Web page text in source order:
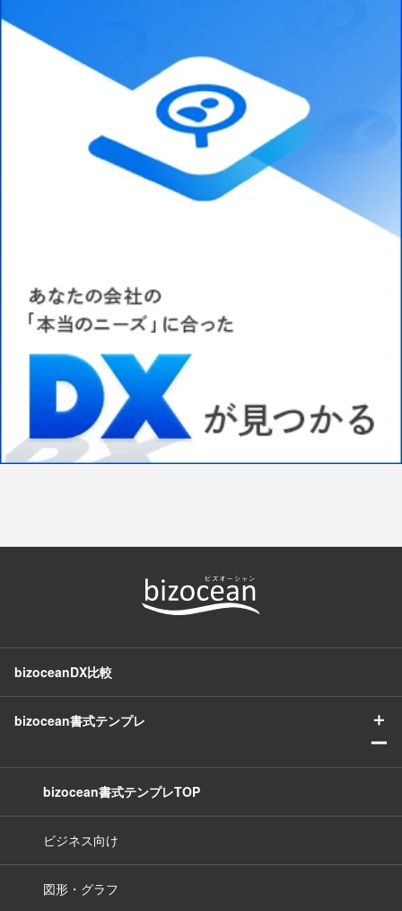
bizoceanDX比較
bizocean書式テンプレ
＋
ー
bizocean書式テンプレTOP
ビジネス向け
図形・グラフ